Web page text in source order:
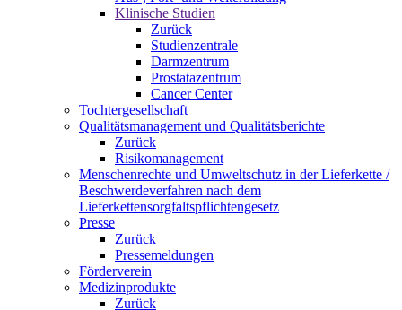
Klinische Studien
Zurück
Studienzentrale
Darmzentrum
Prostatazentrum
Cancer Center
Tochtergesellschaft
Qualitätsmanagement und Qualitätsberichte
Zurück
Risikomanagement
Menschenrechte und Umweltschutz in der Lieferkette /
Beschwerdeverfahren nach dem
Lieferkettensorgfaltspflichtengesetz
Presse
Zurück
Pressemeldungen
Förderverein
Medizinprodukte
Zurück